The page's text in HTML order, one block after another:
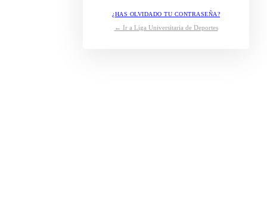
¿HAS OLVIDADO TU CONTRASEÑA?
← Ir a Liga Universitaria de Deportes